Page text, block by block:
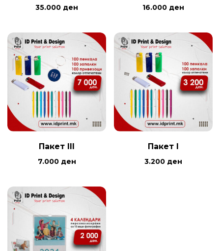
35.000 ден 16.000 ден
Пакет III
7.000 ден
Пакет I
3.200 ден